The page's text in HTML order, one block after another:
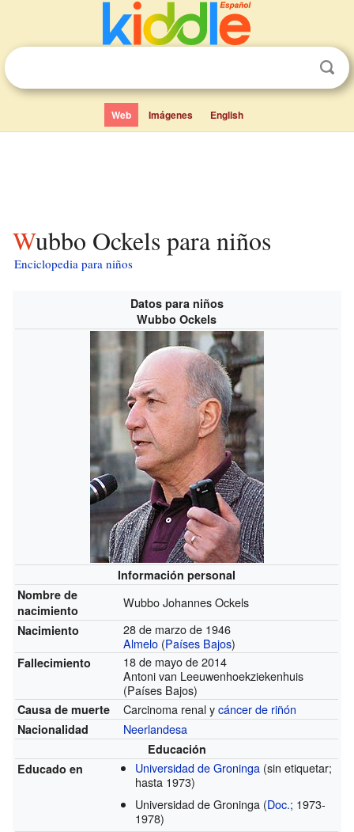
Web Imágenes English
Wubbo Ockels para niños
Enciclopedia para niños
Datos para niños
Wubbo Ockels
Información personal
Nombre de
nacimiento
Wubbo Johannes Ockels
Nacimiento
28 de marzo de 1946
Almelo (Países Bajos)
Fallecimiento
18 de mayo de 2014
Antoni van Leeuwenhoekziekenhuis
(Países Bajos)
Causa de muerte Carcinoma renal ycáncer de riñón
Nacionalidad Neerlandesa
Educación
Educado en
Universidad de Groninga (sin etiquetar;
hasta 1973)
Universidad de Groninga (Doc.; 1973-
1978)